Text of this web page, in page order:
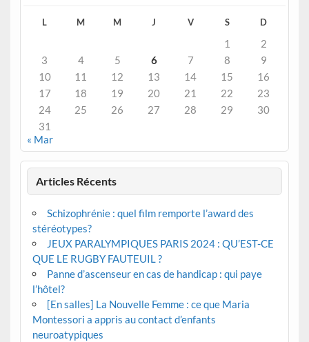
L M M J V S D
1
2
3
4 5 6 7 8
9
10
11 12 13 14 15
16
17
18 19 20 21 22
23
24
25 26 27 28 29
30
31
« Mar
Articles Récents
Schizophrénie : quel film remporte l’award des
stéréotypes?
JEUX PARALYMPIQUES PARIS 2024 : QU’EST-CE
QUE LE RUGBY FAUTEUIL ?
Panne d’ascenseur en cas de handicap : qui paye
l’hôtel?
[En salles] La Nouvelle Femme : ce que Maria
Montessori a appris au contact d’enfants
neuroatypiques